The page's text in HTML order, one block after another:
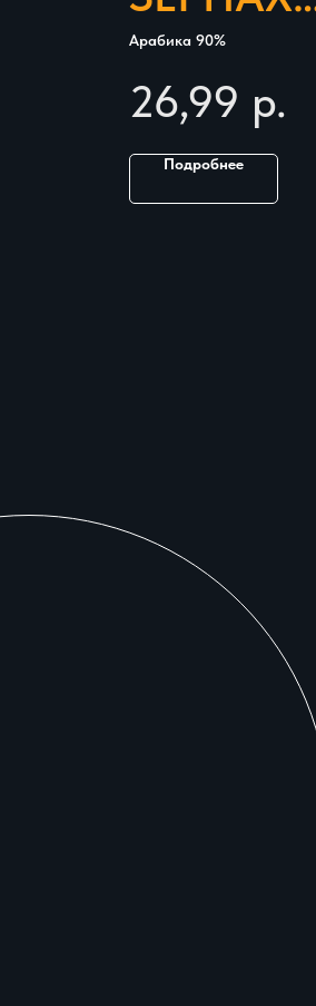
BLANCOTI
ORO BAR
Арабика 90%
26,99 р.
Подробнее